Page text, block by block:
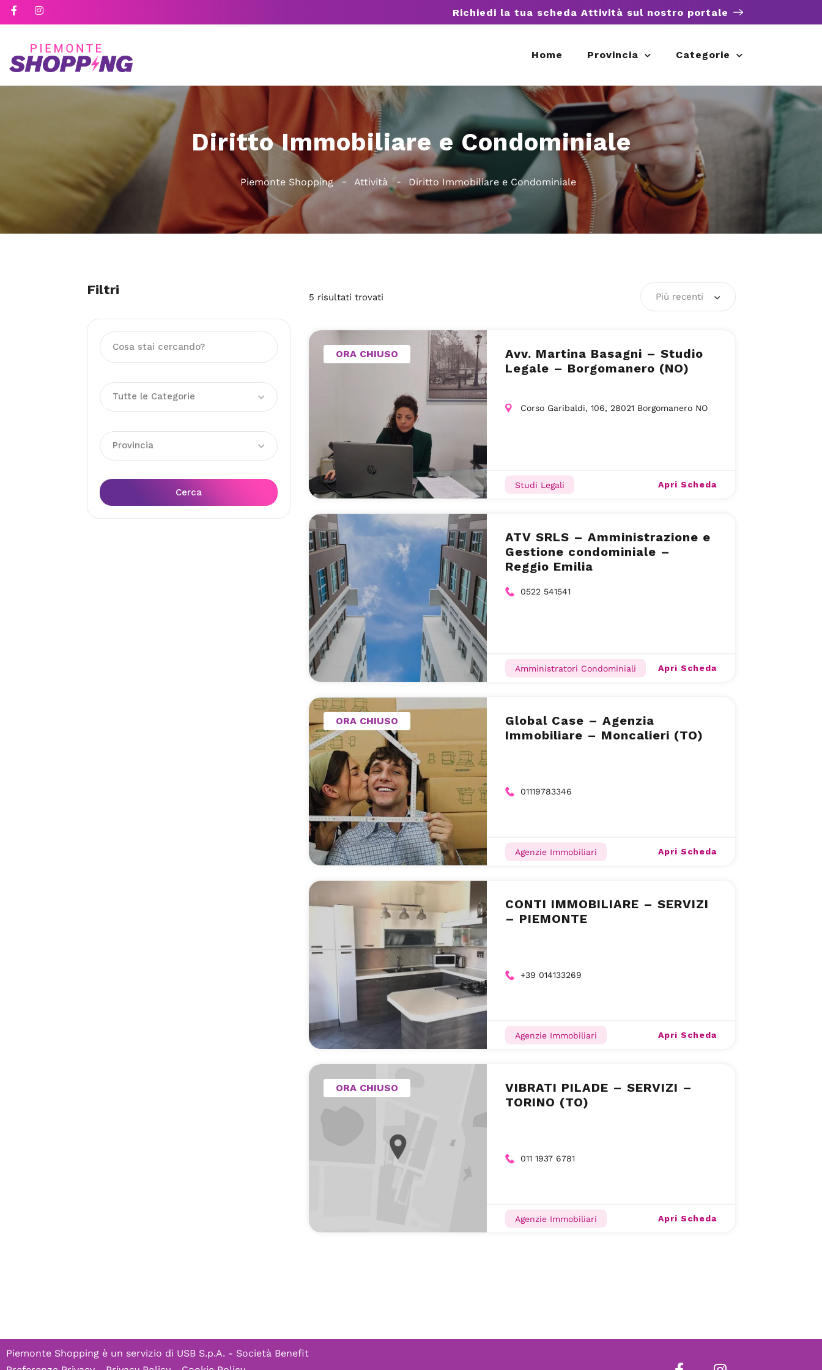
Richiedi la tua scheda Attività sul nostro portale
Home Provincia Categorie
Diritto Immobiliare e Condominiale
Piemonte Shopping Attività Diritto Immobiliare e Condominiale
Filtri
Tutte le Categorie
Provincia
Cerca
5 risultati trovati Più recenti
ORA CHIUSO
Avv. Martina Basagni – Studio
Legale – Borgomanero (NO)
Corso Garibaldi, 106, 28021 Borgomanero NO
Studi Legali Apri Scheda
ATV SRLS – Amministrazione e
Gestione condominiale –
Reggio Emilia
0522 541541
Amministratori Condominiali Apri Scheda
ORA CHIUSO
Global Case – Agenzia
Immobiliare – Moncalieri (TO)
01119783346
Agenzie Immobiliari Apri Scheda
CONTI IMMOBILIARE – SERVIZI
– PIEMONTE
+39 014133269
Agenzie Immobiliari Apri Scheda
ORA CHIUSO
VIBRATI PILADE – SERVIZI –
TORINO (TO)
011 1937 6781
Agenzie Immobiliari Apri Scheda
Piemonte Shopping è un servizio di USB S.p.A. - Società Benefit